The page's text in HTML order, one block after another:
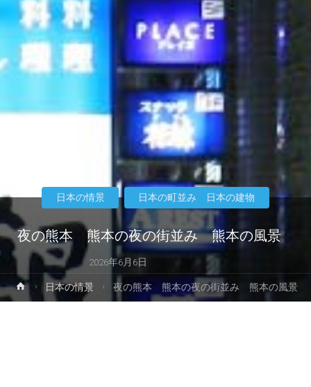
夜の熊本 熊本の夜の街並み 熊本の風景
2026年6月6日
日本の情景 日本の町並み 日本の建物
ホ
ー
日本の情景 夜の熊本 熊本の夜の街並み 熊本の風景